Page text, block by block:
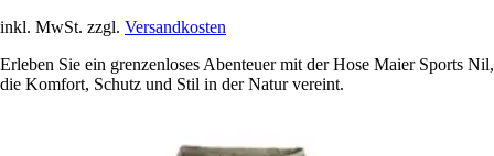
inkl. MwSt. zzgl. Versandkosten
Erleben Sie ein grenzenloses Abenteuer mit der Hose Maier Sports Nil,
die Komfort, Schutz und Stil in der Natur vereint.